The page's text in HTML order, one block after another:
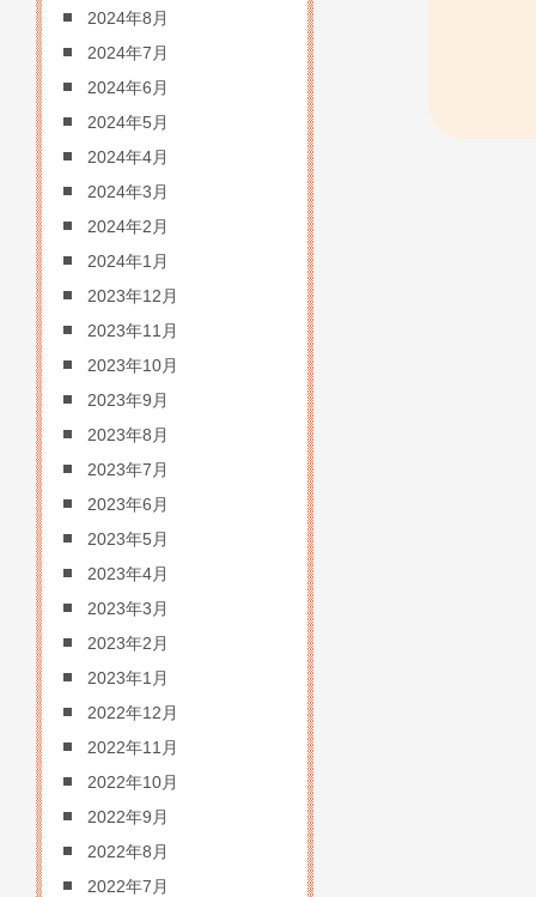
2024年8月
2024年7月
2024年6月
2024年5月
2024年4月
2024年3月
2024年2月
2024年1月
2023年12月
2023年11月
2023年10月
2023年9月
2023年8月
2023年7月
2023年6月
2023年5月
2023年4月
2023年3月
2023年2月
2023年1月
2022年12月
2022年11月
2022年10月
2022年9月
2022年8月
2022年7月